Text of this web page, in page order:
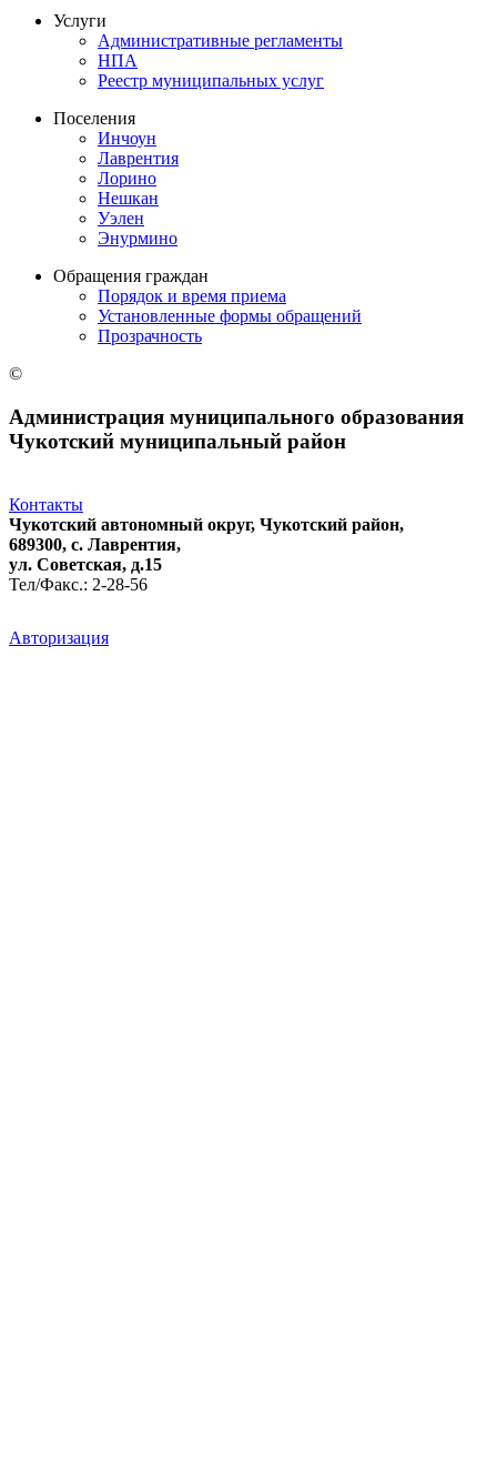
Услуги
Административные регламенты
НПА
Реестр муниципальных услуг
Поселения
Инчоун
Лаврентия
Лорино
Нешкан
Уэлен
Энурмино
Обращения граждан
Порядок и время приема
Установленные формы обращений
Прозрачность
©
Администрация муниципального образования
Чукотский муниципальный район
Контакты
Чукотский автономный округ, Чукотский район,
689300, с. Лаврентия,
ул. Советская, д.15
Тел/Факс.: 2-28-56
Авторизация